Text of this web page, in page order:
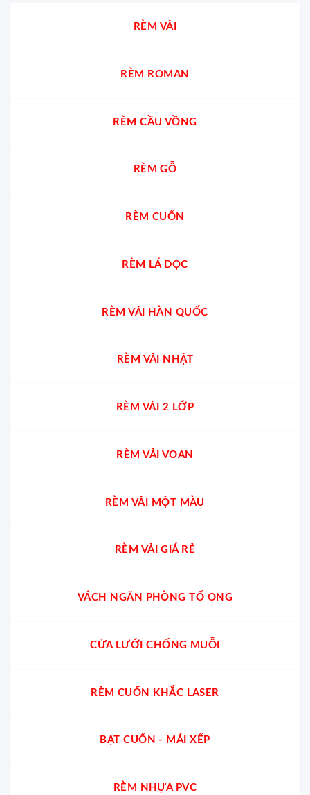
RÈM VẢI
RÈM ROMAN
RÈM CẦU VỒNG
RÈM GỖ
RÈM CUỐN
RÈM LÁ DỌC
RÈM VẢI HÀN QUỐC
RÈM VẢI NHẬT
RÈM VẢI 2 LỚP
RÈM VẢI VOAN
RÈM VẢI MỘT MÀU
RÈM VẢI GIÁ RẺ
VÁCH NGĂN PHÒNG TỔ ONG
CỬA LƯỚI CHỐNG MUỖI
RÈM CUỐN KHẮC LASER
BẠT CUỐN - MÁI XẾP
RÈM NHỰA PVC